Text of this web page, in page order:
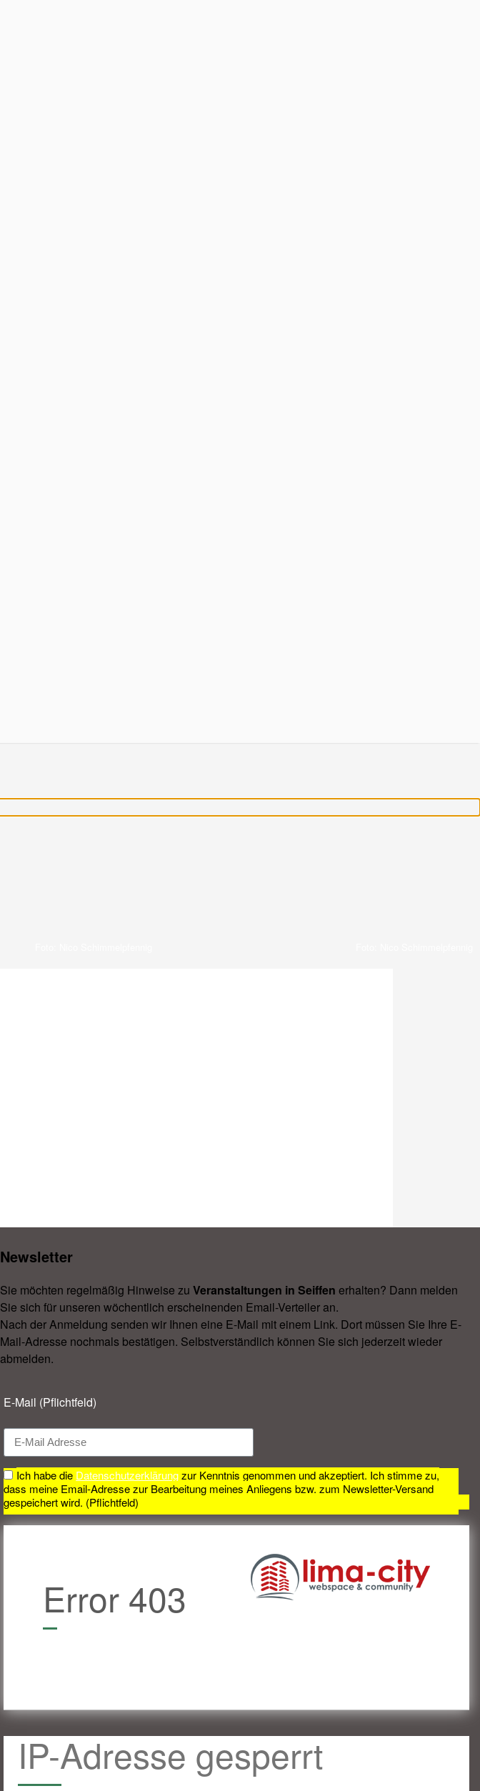
Newsletter​
Sie möchten regelmäßig Hinweise zu Veranstal­tungen in Seiffen erhalten? Dann melden
Sie sich für unseren wöchentlich erscheinenden Email-Verteiler an.
Nach der Anmeldung senden wir Ihnen eine E-Mail mit einem Link. Dort müssen Sie Ihre E-
Mail-Adresse nochmals bestätigen. Selbstverständlich können Sie sich jederzeit wieder
abmelden.​
E-Mail (Pflichtfeld)
Ich habe die Datenschutzerklärungzur Kenntnis genommen und akzeptiert. Ich stimme zu,
dass meine Email-Adresse zur Bearbeitung meines Anliegens bzw. zum Newsletter-Versand
gespeichert wird. (Pflichtfeld)
Error 403
IP-Adresse gesperrt